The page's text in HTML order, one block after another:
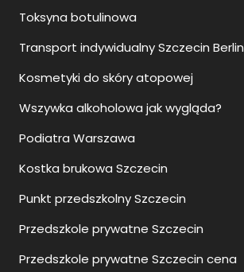
Toksyna botulinowa
Transport indywidualny Szczecin Berlin
Kosmetyki do skóry atopowej
Wszywka alkoholowa jak wygląda?
Podiatra Warszawa
Kostka brukowa Szczecin
Punkt przedszkolny Szczecin
Przedszkole prywatne Szczecin
Przedszkole prywatne Szczecin cena